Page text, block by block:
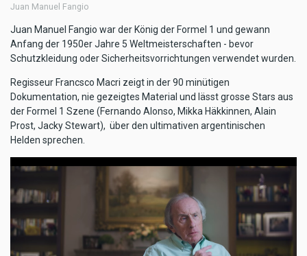
Juan Manuel Fangio
Juan Manuel Fangio war der König der Formel 1 und gewann
Anfang der 1950er Jahre 5 Weltmeisterschaften - bevor
Schutzkleidung oder Sicherheitsvorrichtungen verwendet wurden.
Regisseur Francsco Macri zeigt in der 90 minütigen
Dokumentation, nie gezeigtes Material und lässt grosse Stars aus
der Formel 1 Szene (Fernando Alonso, Mikka Häkkinnen, Alain
Prost, Jacky Stewart), über den ultimativen argentinischen
Helden sprechen.